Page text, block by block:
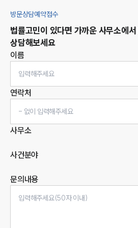
방문상담예약접수
법률고민이 있다면 가까운 사무소에서
상담해보세요
이름
연락처
사무소
사건분야
문의내용